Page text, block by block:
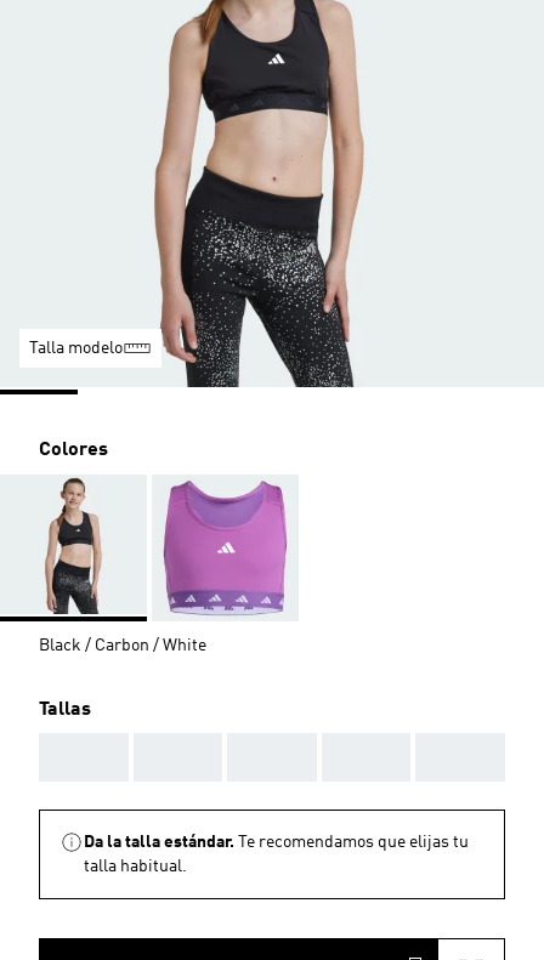
Talla modelo
Colores
Black / Carbon / White
Tallas
Da la talla estándar.
Te recomendamos que elijas tu
talla habitual.